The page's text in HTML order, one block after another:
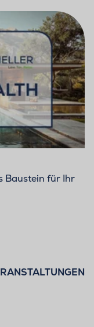
Baustein für Ihr